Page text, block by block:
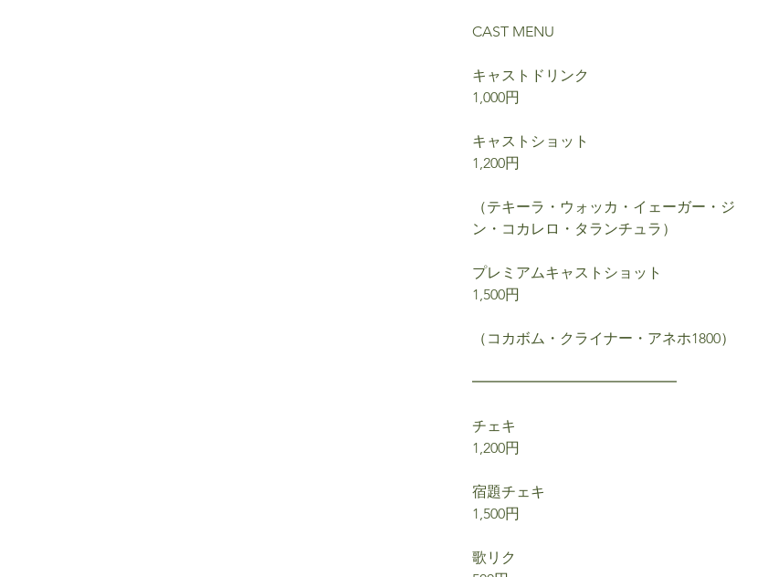
CAST MENU
キャストドリンク
1,000円
キャストショット
1,200円
（テキーラ・ウォッカ・イェーガー・ジ
ン・コカレロ・タランチュラ）
プレミアムキャストショット
1,500円
（コカボム・クライナー・アネホ1800）
━━━━━━━━━━━━━━
チェキ
1,200円
宿題チェキ
1,500円
歌リク